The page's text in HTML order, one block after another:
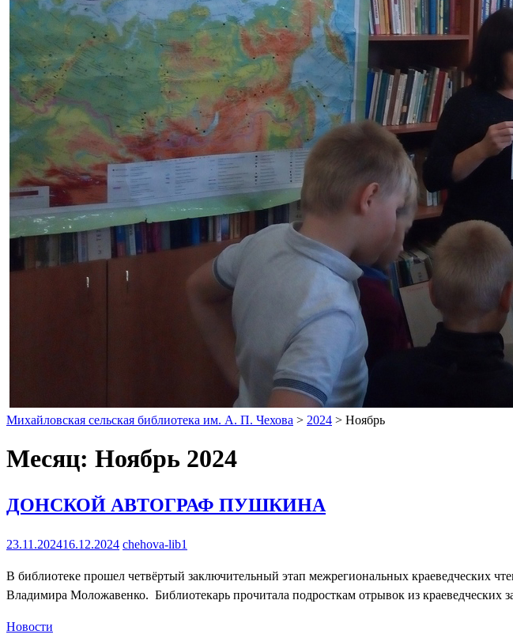
Михайловская сельская библиотека им. А. П. Чехова > 2024 > Ноябрь
Месяц: Ноябрь 2024
ДОНСКОЙ АВТОГРАФ ПУШКИНА
23.11.202416.12.2024 chehova-lib1
В библиотеке прошел четвёртый заключительный этап межрегиональных краеведческих
Владимира Моложавенко. Библиотекарь прочитала подросткам отрывок из краеведческих
Новости